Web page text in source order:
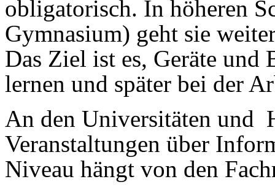
obligatorisch. In höheren
Gymnasium) geht sie
Das Ziel ist es, Geräte und
lernen und später bei der
An den Universitäten und
Veranstaltungen über
Niveau hängt von den